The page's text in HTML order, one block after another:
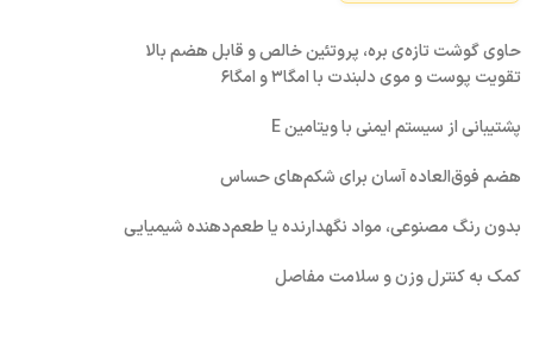
حاوی گوشت تازه‌ی بره، پروتئین خالص و قابل هضم بالا
تقویت پوست و موی دلبندت با امگا۳ و امگا۶
پشتیبانی از سیستم ایمنی با ویتامین E
هضم فوق‌العاده آسان برای شکم‌های حساس
بدون رنگ مصنوعی، مواد نگهدارنده یا طعم‌دهنده شیمیایی
کمک به کنترل وزن و سلامت مفاصل